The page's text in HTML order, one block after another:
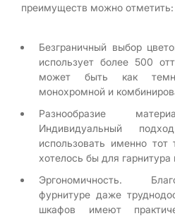
преимуществ можно отметить:
Безграничный выбор
использует более 500
может быть как
монохромной и
Разнообразие
Индивидуальный
использовать именно тот
хотелось бы для
Эргономичность.
фурнитуре даже
шкафов имеют